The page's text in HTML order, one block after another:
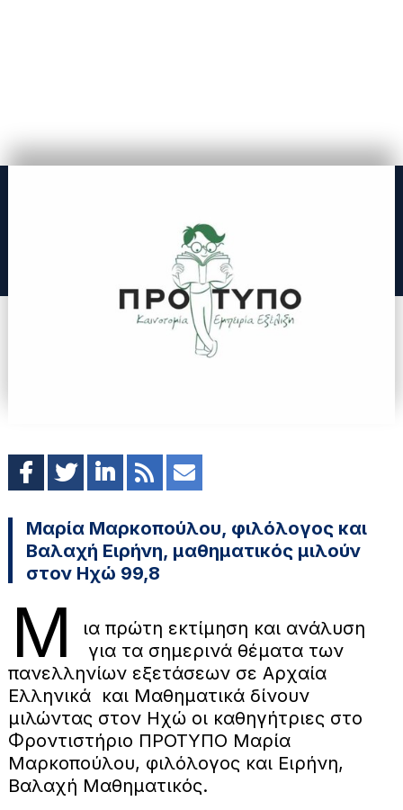
Μαρία Μαρκοπούλου, φιλόλογος και
Βαλαχή Ειρήνη, μαθηματικός μιλούν
στον Ηχώ 99,8
Μ
ια πρώτη εκτίμηση και ανάλυση
για τα σημερινά θέματα των
πανελληνίων εξετάσεων σε Αρχαία
Ελληνικά και Μαθηματικά δίνουν
μιλώντας στον Ηχώ οι καθηγήτριες στο
Φροντιστήριο ΠΡΟΤΥΠΟ Μαρία
Μαρκοπούλου, φιλόλογος και Ειρήνη,
Βαλαχή Μαθηματικός.